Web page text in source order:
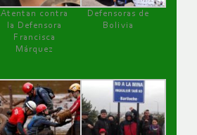
Atentan contra
la Defensora
Francisca
Márquez
Defensoras de
Bolivia